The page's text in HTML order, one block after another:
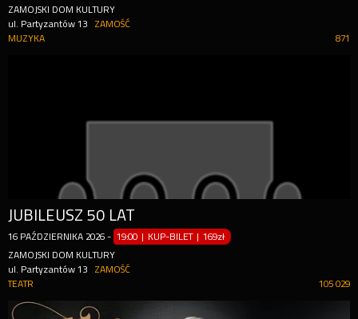
ZAMOJSKI DOM KULTURY
ul. Partyzantów 13
ZAMOŚĆ
871
MUZYKA
JUBILEUSZ 50 LAT
16 PAŹDZIERNIKA 2026 - 19:00 | KUP-BILET |169zł
ZAMOJSKI DOM KULTURY
ul. Partyzantów 13
ZAMOŚĆ
105 029
TEATR